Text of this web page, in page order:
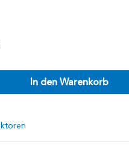
In den Warenkorb